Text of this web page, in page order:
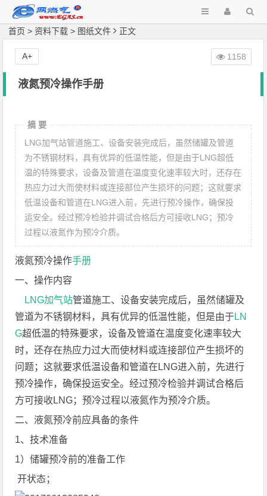
首页 >资料下载 > 图纸文件 正文
液氮预冷操作手册
摘 要
LNG加气站管道施工、设备安装完成后，虽然储罐及管道
为不锈钢材料，具有优异的低温性能，但是由于LNG超低
温的特殊要求，设备及管道在温度变化速率较大时，还存在
热应力过大而使材料或连接部位产生损坏的问题；这就要求
低温设备和管道在LNG进入前，先进行预冷操作，确保投
运安全。经过预冷检验并调试合格后方可接收LNG；预冷
过程以液氮作为预冷介质。
液氮预冷操作手册
一、操作内容
LNG加气站管道施工、设备安装完成后，虽然储罐及
管道为不锈钢材料，具有优异的低温性能，但是由于LN
G超低温的特殊要求，设备及管道在温度变化速率较大
时，还存在热应力过大而使材料或连接部位产生损坏的
问题；这就要求低温设备和管道在LNG进入前，先进行
预冷操作，确保投运安全。经过预冷检验并调试合格后
方可接收LNG；预冷过程以液氮作为预冷介质。
二、液氮预冷前应具备的条件
1、技术准备
1）储罐预冷前的准备工作
开状态；
1158
A+